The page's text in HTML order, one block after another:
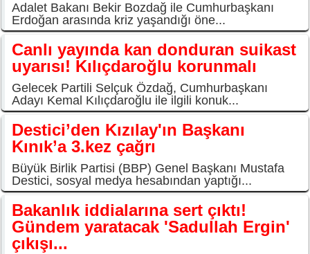
Adalet Bakanı Bekir Bozdağ ile Cumhurbaşkanı
Erdoğan arasında kriz yaşandığı öne...
Canlı yayında kan donduran suikast
uyarısı! Kılıçdaroğlu korunmalı
Gelecek Partili Selçuk Özdağ, Cumhurbaşkanı
Adayı Kemal Kılıçdaroğlu ile ilgili konuk...
Destici’den Kızılay'ın Başkanı
Kınık’a 3.kez çağrı
Büyük Birlik Partisi (BBP) Genel Başkanı Mustafa
Destici, sosyal medya hesabından yaptığı...
Bakanlık iddialarına sert çıktı!
Gündem yaratacak 'Sadullah Ergin'
çıkışı...